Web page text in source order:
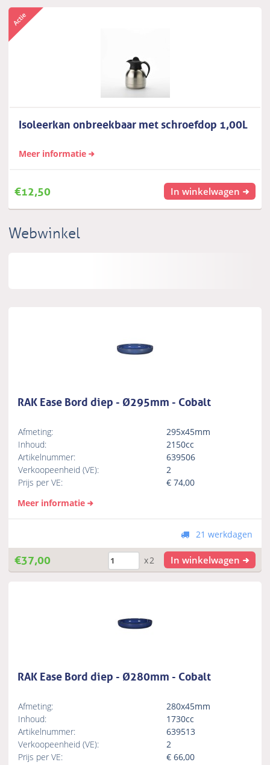
Isoleerkan onbreekbaar met schroefdop 1,00L
Meer informatie
€12,50 In winkelwagen
Webwinkel
RAK Ease Bord diep - Ø295mm - Cobalt
Afmeting:
295x45mm
Inhoud:
2150cc
Artikelnummer:
639506
Verkoopeenheid (VE):
2
Prijs per VE:
€74,00
Meer informatie
21 werkdagen
€37,00 x2 In winkelwagen
RAK Ease Bord diep - Ø280mm - Cobalt
Afmeting:
280x45mm
Inhoud:
1730cc
Artikelnummer:
639513
Verkoopeenheid (VE):
2
Prijs per VE:
€66,00